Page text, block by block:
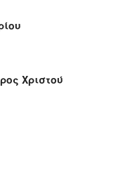
Χριστού